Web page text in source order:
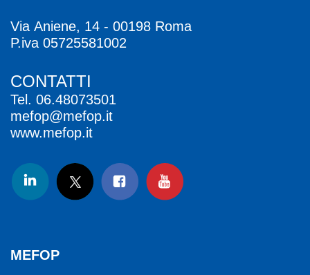
Via Aniene, 14 - 00198 Roma
P.iva 05725581002
CONTATTI
Tel. 06.48073501
mefop@mefop.it
www.mefop.it
MEFOP